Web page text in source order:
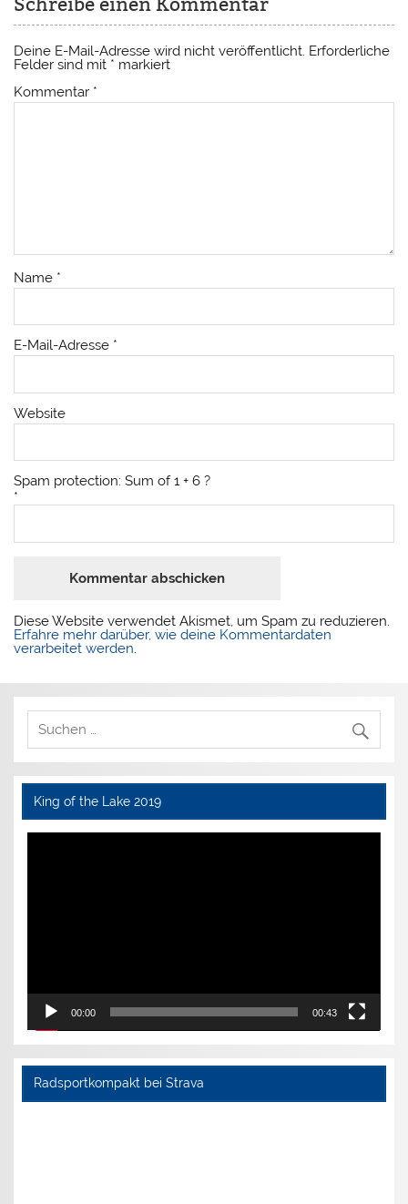
Deine E-Mail-Adresse wird nicht veröffentlicht. Erforderliche
Felder sind mit * markiert
Kommentar *
Name *
E-Mail-Adresse *
Website
Spam protection: Sum of 1 + 6 ?
*
Diese Website verwendet Akismet, um Spam zu reduzieren.
Erfahre mehr darüber, wie deine Kommentardaten
verarbeitet werden
King of the Lake 2019
Video-
00:00 00:43
Radsportkompakt bei Strava